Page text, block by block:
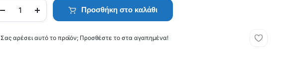
Προσθήκη στο καλάθι
Σας αρέσει αυτό το προϊόν; Προσθέστε το στα αγαπημένα!